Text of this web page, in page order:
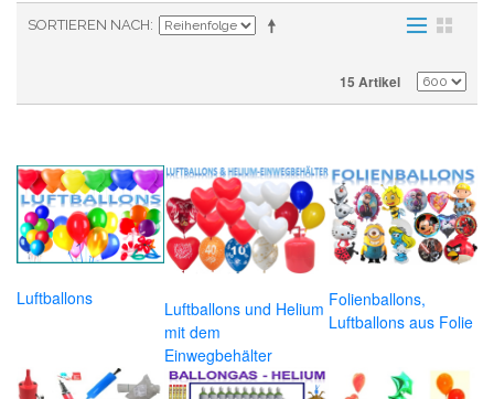
SORTIEREN NACH
15 Artikel
Luftballons
Luftballons und Helium
mit dem
Einwegbehälter
Folienballons,
Luftballons aus Folie